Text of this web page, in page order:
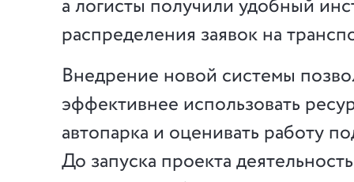
а логисты получили удобный
распределения заявок на
Внедрение новой системы
эффективнее использовать
автопарка и оценивать работу
До запуска проекта